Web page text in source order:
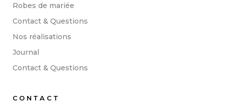
Robes de mariée
Contact & Questions
Nos réalisations
Journal
Contact & Questions
CONTACT